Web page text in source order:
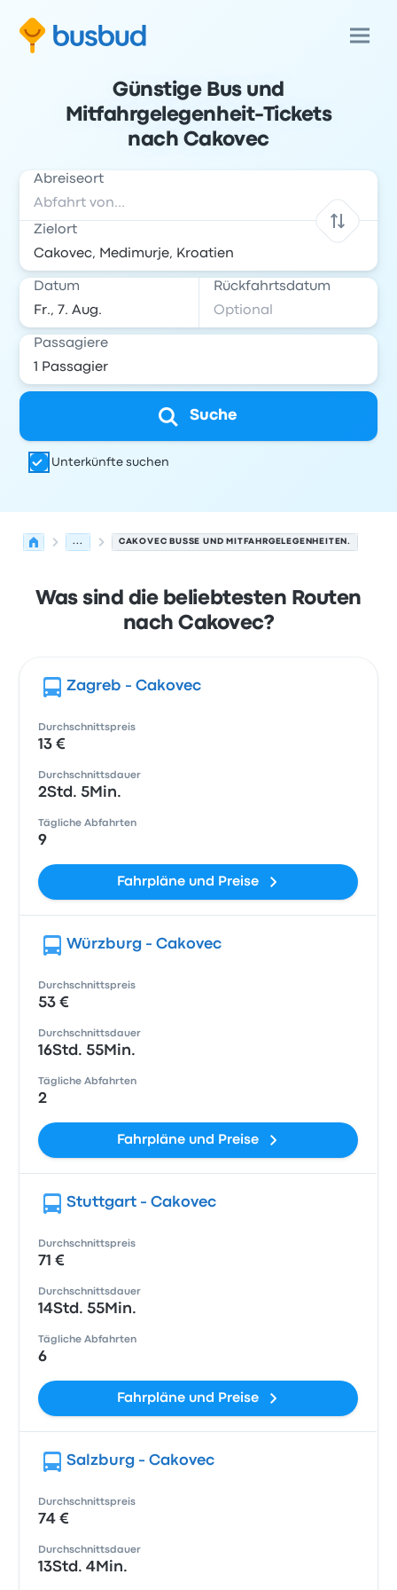
Günstige Bus und
Mitfahrgelegenheit-Tickets
nach Cakovec
Abreiseort
Zielort
Datum Rückfahrtsdatum
Passagiere
Suche
Unterkünfte suchen
... CAKOVEC BUSSE UND MITFAHRGELEGENHEITEN.
Was sind die beliebtesten Routen
nach Cakovec?
Zagreb - Cakovec
Durchschnittspreis
13 €
Durchschnittsdauer
2Std. 5Min.
Tägliche Abfahrten
9
Fahrpläne und Preise
Würzburg - Cakovec
Durchschnittspreis
53 €
Durchschnittsdauer
16Std. 55Min.
Tägliche Abfahrten
2
Fahrpläne und Preise
Stuttgart - Cakovec
Durchschnittspreis
71 €
Durchschnittsdauer
14Std. 55Min.
Tägliche Abfahrten
6
Fahrpläne und Preise
Salzburg - Cakovec
Durchschnittspreis
74 €
Durchschnittsdauer
13Std. 4Min.